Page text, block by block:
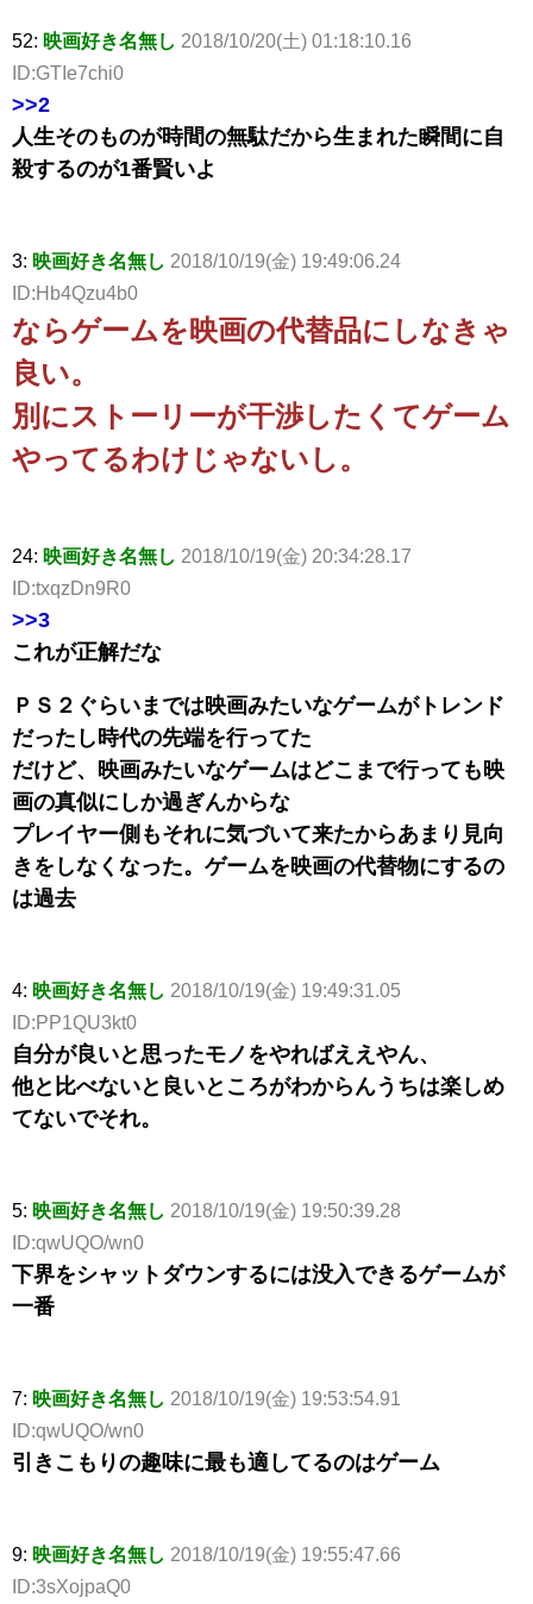
52: 映画好き名無し 2018/10/20(土) 01:18:10.16
ID:GTIe7chi0
>>2
人生そのものが時間の無駄だから生まれた瞬間に自
殺するのが1番賢いよ
3: 映画好き名無し 2018/10/19(金) 19:49:06.24
ID:Hb4Qzu4b0
ならゲームを映画の代替品にしなきゃ
良い。
別にストーリーが干渉したくてゲーム
やってるわけじゃないし。
24: 映画好き名無し 2018/10/19(金) 20:34:28.17
ID:txqzDn9R0
>>3
これが正解だな
ＰＳ２ぐらいまでは映画みたいなゲームがトレンド
だったし時代の先端を行ってた
だけど、映画みたいなゲームはどこまで行っても映
画の真似にしか過ぎんからな
プレイヤー側もそれに気づいて来たからあまり見向
きをしなくなった。ゲームを映画の代替物にするの
は過去
4: 映画好き名無し 2018/10/19(金) 19:49:31.05
ID:PP1QU3kt0
自分が良いと思ったモノをやればええやん、
他と比べないと良いところがわからんうちは楽しめ
てないでそれ。
5: 映画好き名無し 2018/10/19(金) 19:50:39.28
ID:qwUQO/wn0
下界をシャットダウンするには没入できるゲームが
一番
7: 映画好き名無し 2018/10/19(金) 19:53:54.91
ID:qwUQO/wn0
引きこもりの趣味に最も適してるのはゲーム
9: 映画好き名無し 2018/10/19(金) 19:55:47.66
ID:3sXojpaQ0